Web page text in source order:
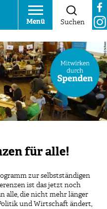
Menü Suchen
für alle!
zur selbstständigen
ist das jetzt noch
alle, die nicht mehr länger
und Wirtschaft ändert,